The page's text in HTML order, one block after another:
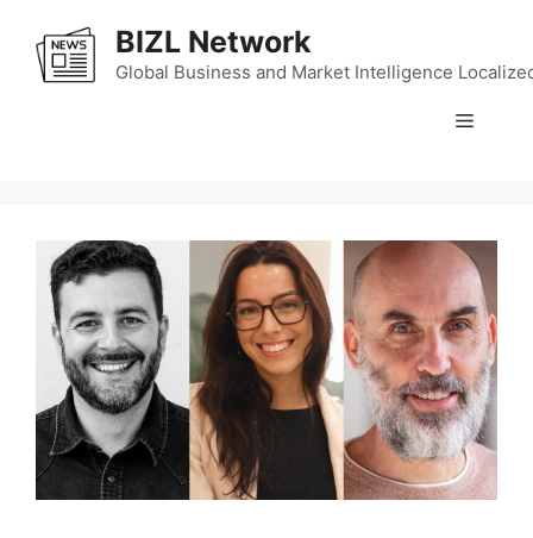
content
BIZL Network
Global Business and Market Intelligence
Menu